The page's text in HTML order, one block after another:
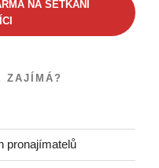
NA SETKÁNÍ
ZAJÍMÁ?
pronajímatelů